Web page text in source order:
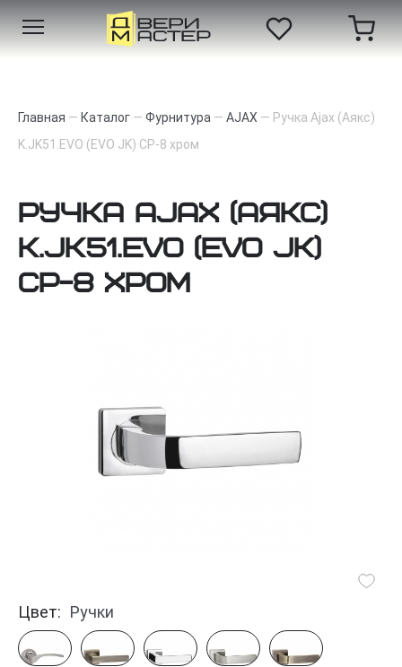
Главная — Каталог — Фурнитура — AJAX — Ручка Ajax (Аякс)
K.JK51.EVO (EVO JK) CP-8 хром
Ручка Ajax (Аякс)
K.JK51.EVO (EVO JK)
CP-8 хром
Цвет: Ручки